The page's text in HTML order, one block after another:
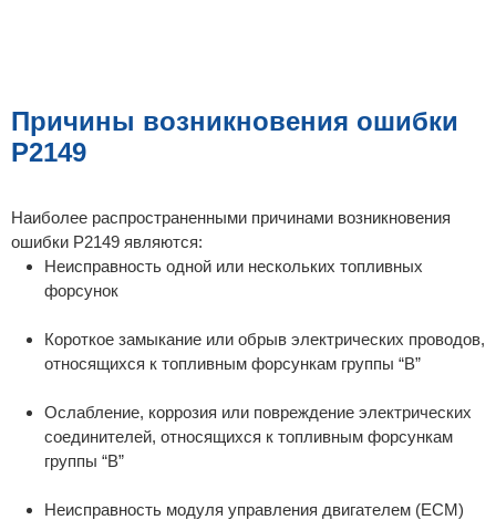
Причины возникновения ошибки
P2149
Наиболее распространенными причинами возникновения
ошибки P2149 являются:
Неисправность одной или нескольких топливных
форсунок
Короткое замыкание или обрыв электрических проводов,
относящихся к топливным форсункам группы “B”
Ослабление, коррозия или повреждение электрических
соединителей, относящихся к топливным форсункам
группы “B”
Неисправность модуля управления двигателем (ECM)